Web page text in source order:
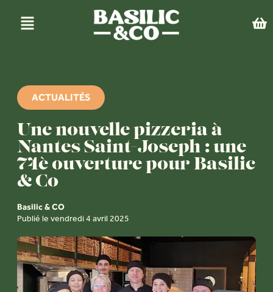
ACTUALITÉS
Une nouvelle pizzeria à
Nantes Saint-Joseph : une
74è ouverture pour Basilic
& Co
Basilic & CO
Publié le vendredi 4 avril 2025